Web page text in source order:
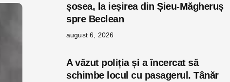
șosea, la ieșirea din Șieu-Măgheruș
spre Beclean
august 6, 2026
A văzut poliția și a încercat să
schimbe locul cu pasagerul. Tânăr